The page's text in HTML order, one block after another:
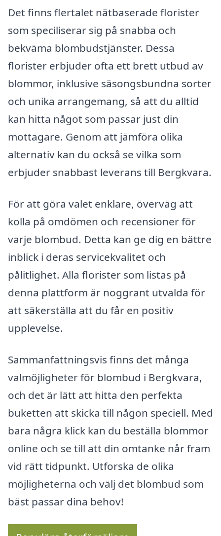
Det finns flertalet nätbaserade florister
som speciliserar sig på snabba och
bekväma blombudstjänster. Dessa
florister erbjuder ofta ett brett utbud av
blommor, inklusive säsongsbundna sorter
och unika arrangemang, så att du alltid
kan hitta något som passar just din
mottagare. Genom att jämföra olika
alternativ kan du också se vilka som
erbjuder snabbast leverans till Bergkvara.
För att göra valet enklare, överväg att
kolla på omdömen och recensioner för
varje blombud. Detta kan ge dig en bättre
inblick i deras servicekvalitet och
pålitlighet. Alla florister som listas på
denna plattform är noggrant utvalda för
att säkerställa att du får en positiv
upplevelse.
Sammanfattningsvis finns det många
valmöjligheter för blombud i Bergkvara,
och det är lätt att hitta den perfekta
buketten att skicka till någon speciell. Med
bara några klick kan du beställa blommor
online och se till att din omtanke når fram
vid rätt tidpunkt. Utforska de olika
möjligheterna och välj det blombud som
bäst passar dina behov!